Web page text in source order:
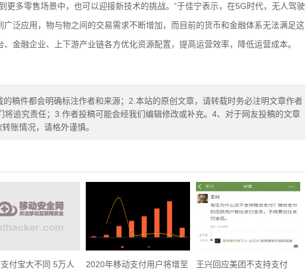
多零售场景中，也可以迎接新技术的挑战。”于佳宁表示，在5G时代，无人驾驶
泛应用，物与物之间的交易需求不断增加，而目前的货币和金融体系无法满足这
金融企业、上下游产业链各方优化资源配置，提高运营效率，降低运营成本。
稿件都会明确标注作者和来源；2.本站的原创文章，请转载时务必注明文章作者
将追究责任；3.作者投稿可能会经我们编辑修改或补充。4、对于网友投稿的文章
账情况，请格外谨慎。
付宝大不同 5万人 2020年移动支付用户将增至 王兴回应美团不支持支付